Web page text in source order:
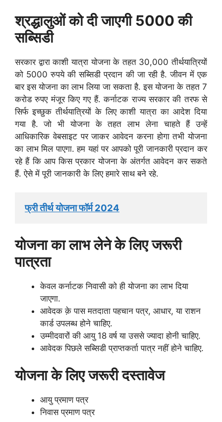
श्रद्धालुओं को दी जाएगी 5000 की
सब्सिडी
सरकार द्वारा काशी यात्रा योजना के तहत 30,000 तीर्थयात्रियों
को 5000 रुपये की सब्सिडी प्रदान की जा रही है. जीवन में एक
बार इस योजना का लाभ लिया जा सकता है. इस योजना के तहत 7
करोड रुपए मंजूर किए गए हैं. कर्नाटक राज्य सरकार की तरफ से
सिर्फ इच्छुक तीर्थयात्रियों के लिए काशी यात्रा का आदेश दिया
गया है. जो भी योजना के तहत लाभ लेना चाहते हैं उन्हें
आधिकारिक वेबसाइट पर जाकर आवेदन करना होगा तभी योजना
का लाभ मिल पाएगा. हम यहां पर आपको पूरी जानकारी प्रदान कर
रहे हैं कि आप किस प्रकार योजना के अंतर्गत आवेदन कर सकते
हैं. ऐसे में पूरी जानकारी के लिए हमारे साथ बने रहे.
फ्री तीर्थ योजना फॉर्म 2024
योजना का लाभ लेने के लिए जरूरी
पात्रता
केवल कर्नाटक निवासी को ही योजना का लाभ दिया
जाएगा.
आवेदक क़े पास मतदाता पहचान पत्र, आधार, या राशन
कार्ड उपलब्ध होने चाहिए.
उम्मीदवारों की आयु 18 वर्ष या उससे ज्यादा होनी चाहिए.
आवेदक पिछले सब्सिडी प्राप्तकर्ता पात्र नहीं होने चाहिए.
योजना के लिए जरूरी दस्तावेज
आयु प्रमाण पत्र
निवास प्रमाण पत्र